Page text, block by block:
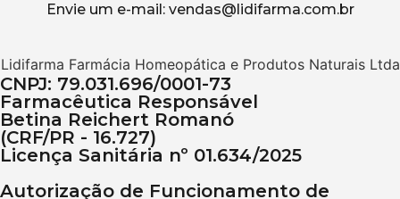
Envie um e-mail: vendas@lidifarma.com.br
Lidifarma Farmácia Homeopática e Produtos Naturais Ltda
CNPJ: 79.031.696/0001-73
Farmacêutica Responsável
Betina Reichert Romanó
(CRF/PR - 16.727)
Licença Sanitária nº 01.634/2025
Autorização de Funcionamento de